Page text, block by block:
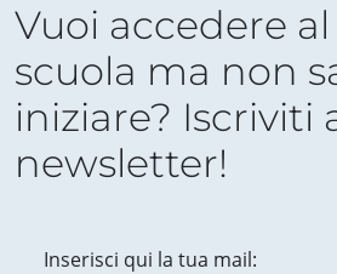
Vuoi accedere
scuola ma non
iniziare? Iscriviti
newsletter!
Inserisci qui la tua mail: